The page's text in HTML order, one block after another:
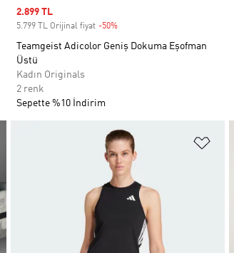
Sale price
2.899 TL
5.799 TL Orijinal fiyat -50%
Teamgeist Adicolor Geniş Dokuma Eşofman
Üstü
Kadın Originals
2 renk
Sepette %10 İndirim